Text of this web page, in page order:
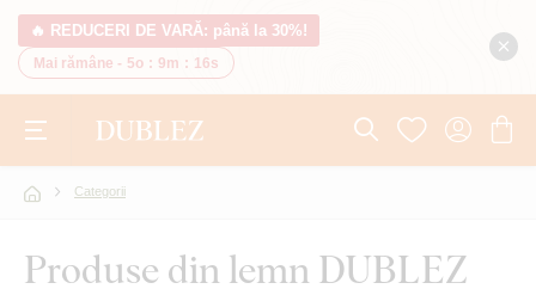
🔥 REDUCERI DE VARĂ: până la 30%!
Mai rămâne - 5o : 9m : 15s
Categorii
Produse din lemn DUBLEZ